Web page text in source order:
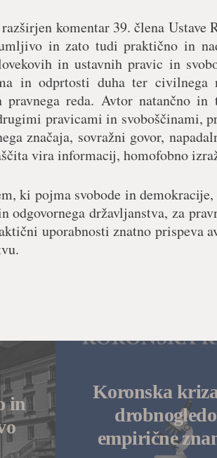
komentar 39. člena Ustave
in zato tudi praktično in
in ustavnih pravic in
in odprtosti duha ter civilnega
reda. Avtor natančno
pravicami in svoboščinami,
značaja, sovražni govor,
vira informacij, homofobno
ki pojma svobode in
odgovornega državljanstva, za
uporabnosti znatno prispeva
in
Koronska
empirične